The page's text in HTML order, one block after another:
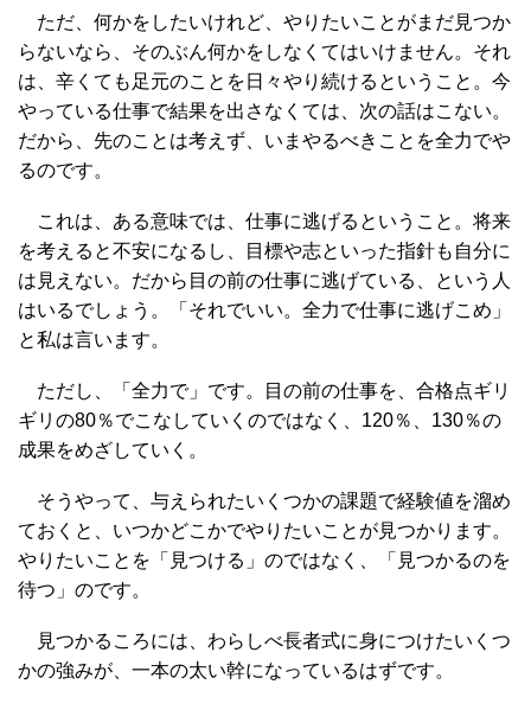
ただ、何かをしたいけれど、やりたいことがまだ見つか
らないなら、そのぶん何かをしなくてはいけません。それ
は、辛くても足元のことを日々やり続けるということ。今
やっている仕事で結果を出さなくては、次の話はこない。
だから、先のことは考えず、いまやるべきことを全力でや
るのです。
これは、ある意味では、仕事に逃げるということ。将来
を考えると不安になるし、目標や志といった指針も自分に
は見えない。だから目の前の仕事に逃げている、という人
はいるでしょう。「それでいい。全力で仕事に逃げこめ」
と私は言います。
ただし、「全力で」です。目の前の仕事を、合格点ギリ
ギリの80％でこなしていくのではなく、120％、130％の
成果をめざしていく。
そうやって、与えられたいくつかの課題で経験値を溜め
ておくと、いつかどこかでやりたいことが見つかります。
やりたいことを「見つける」のではなく、「見つかるのを
待つ」のです。
見つかるころには、わらしべ長者式に身につけたいくつ
かの強みが、一本の太い幹になっているはずです。